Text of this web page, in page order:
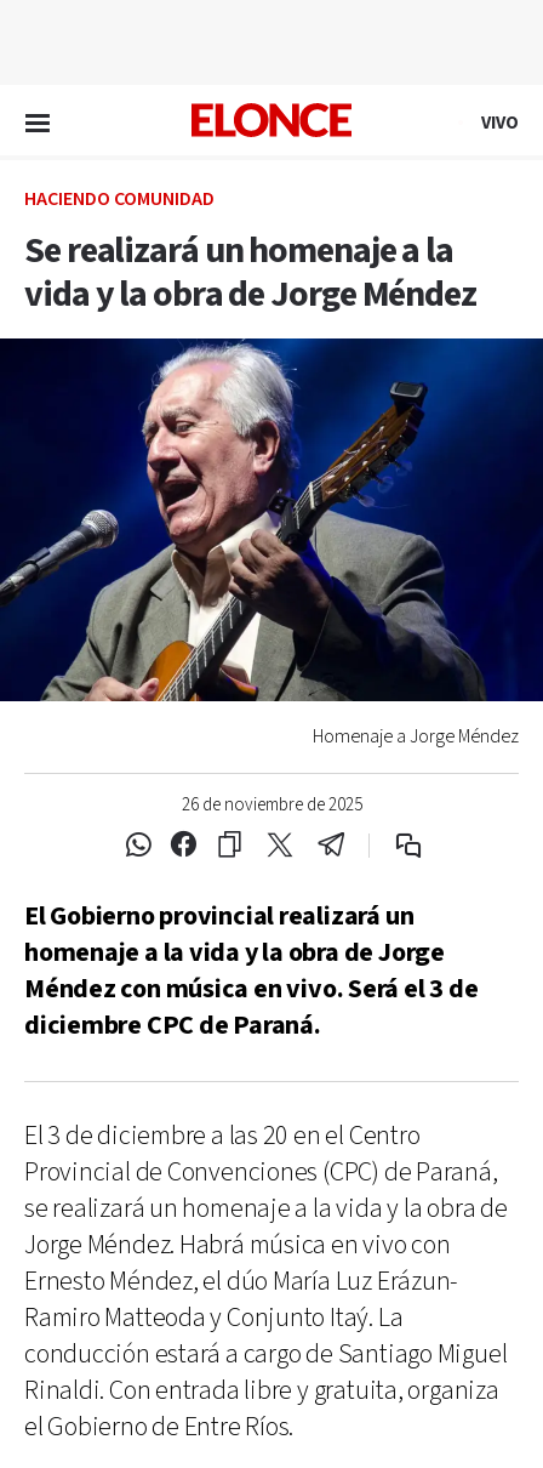
VIVO
HACIENDO COMUNIDAD
Se realizará un homenaje a la
vida y la obra de Jorge Méndez
26 de noviembre de 2025
Homenaje a Jorge Méndez
El Gobierno provincial realizará un
homenaje a la vida y la obra de Jorge
Méndez con música en vivo. Será el 3 de
diciembre CPC de Paraná.
El 3 de diciembre a las 20 en el Centro
Provincial de Convenciones (CPC) de Paraná,
se realizará un homenaje a la vida y la obra de
Jorge Méndez. Habrá música en vivo con
Ernesto Méndez, el dúo María Luz Erázun-
Ramiro Matteoda y Conjunto Itaý. La
conducción estará a cargo de Santiago Miguel
Rinaldi. Con entrada libre y gratuita, organiza
el Gobierno de Entre Ríos.